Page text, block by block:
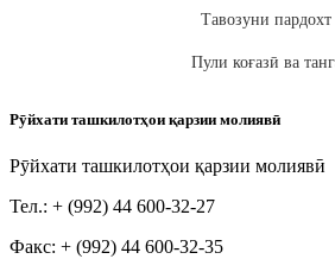
Тавозуни пардохт
Пули коғазӣ ва
Рӯйхати ташкилотҳои қарзии молиявӣ
Рӯйхати ташкилотҳои қарзии молиявӣ
Тел.: + (992) 44 600-32-27
Факс: + (992) 44 600-32-35